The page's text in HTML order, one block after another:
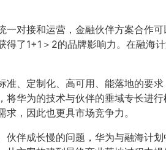
一对接和运营，金融伙伴方案合作
得了1+1＞2的品牌影响力。在融海
准、定制化、高可用、能落地的要
将华为的技术与伙伴的垂域专长进
，因此也更具市场竞争力。
伙伴成长慢的问题，华为与融海计